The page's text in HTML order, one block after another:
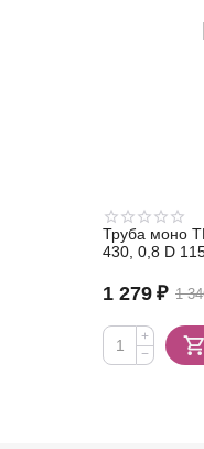
Труба моно
430, 0,8 D
1
1 279 ₽
+
−